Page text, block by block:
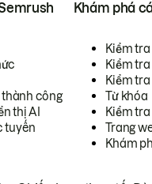
công
thị AI
tuyến
Khám phá
Kiểm
Kiểm tra
Kiểm
Từ khóa
Kiểm
Trang
Khám